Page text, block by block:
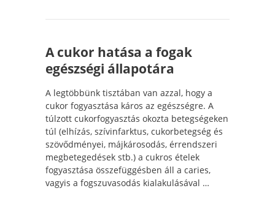
A cukor hatása a fogak
egészségi állapotára
A legtöbbünk tisztában van azzal, hogy a
cukor fogyasztása káros az egészségre. A
túlzott cukorfogyasztás okozta betegségeken
túl (elhízás, szívinfarktus, cukorbetegség és
szövődményei, májkárosodás, érrendszeri
megbetegedések stb.) a cukros ételek
fogyasztása összefüggésben áll a caries,
vagyis a fogszuvasodás kialakulásával …